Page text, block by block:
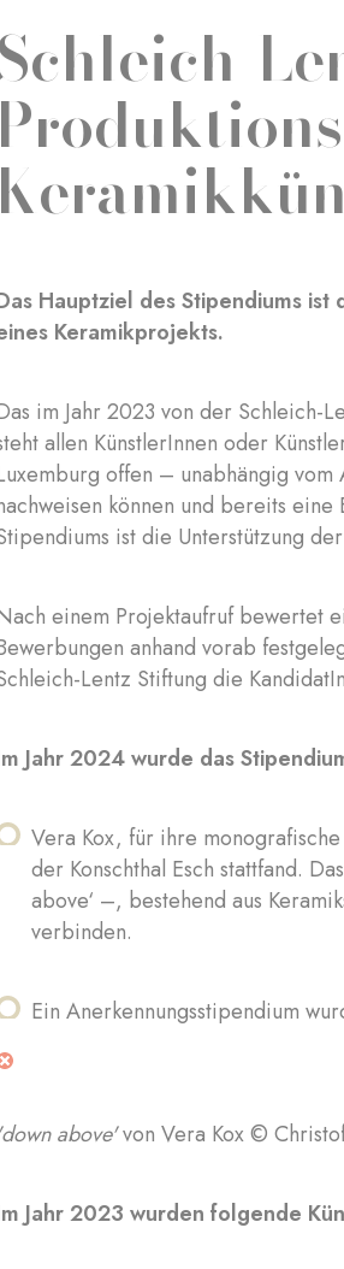
Hauptziel des Stipendiums
Keramikprojekts.
im Jahr 2023 von der Schleich-
allen KünstlerInnen oder
offen – unabhängig
können und bereits
ist die Unterstützung
einem Projektaufruf bewertet
anhand vorab
Lentz Stiftung die
Jahr 2024 wurde das
Vera Kox, für ihre
der Konschthal Esch stattfand.
above‘ –, bestehend aus
verbinden.
Ein Anerkennungsstipendium
'down above'von Vera Kox ©
Jahr 2023 wurden folgende